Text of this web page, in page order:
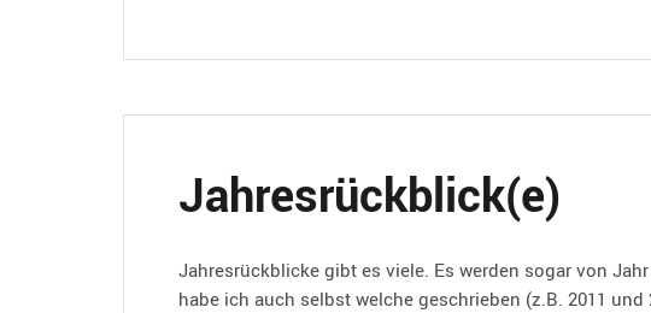
Jahresrückblick(e)
Jahresrückblicke gibt es viele. Es werden sogar von
habe ich auch selbst welche geschrieben (z.B. 2011